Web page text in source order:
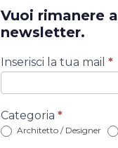
Vuoi rimanere
newsletter.
Iscrizione
newsletter
con
Inserisci la tua mail *
Categoria *
Architetto / Designer